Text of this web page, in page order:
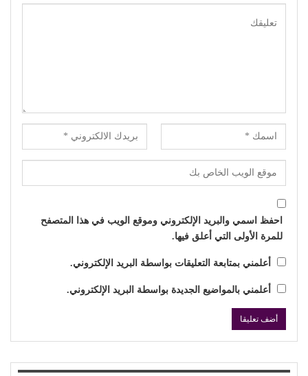
احفظ اسمي والبريد الإلكتروني وموقع الويب في هذا المتصفح
للمرة الأولى التي أعلق فيها.
أعلمني بمتابعة التعليقات بواسطة البريد الإلكتروني.
أعلمني بالمواضيع الجديدة بواسطة البريد الإلكتروني.